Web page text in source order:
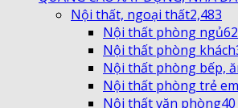
Nội thất, ngoại thất2,483
Nội thất phòng ngủ62
Nội thất phòng khách
Nội thất phòng bếp,
Nội thất phòng trẻ em
Nội thất văn phòng40